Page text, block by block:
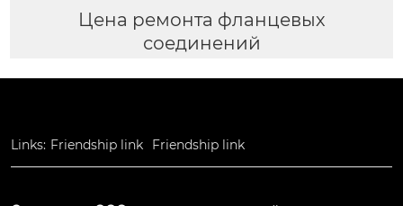
Цена ремонта фланцевых
соединений
Links: Friendship link Friendship link